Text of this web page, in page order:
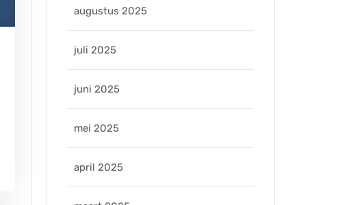
augustus 2025
juli 2025
juni 2025
mei 2025
april 2025